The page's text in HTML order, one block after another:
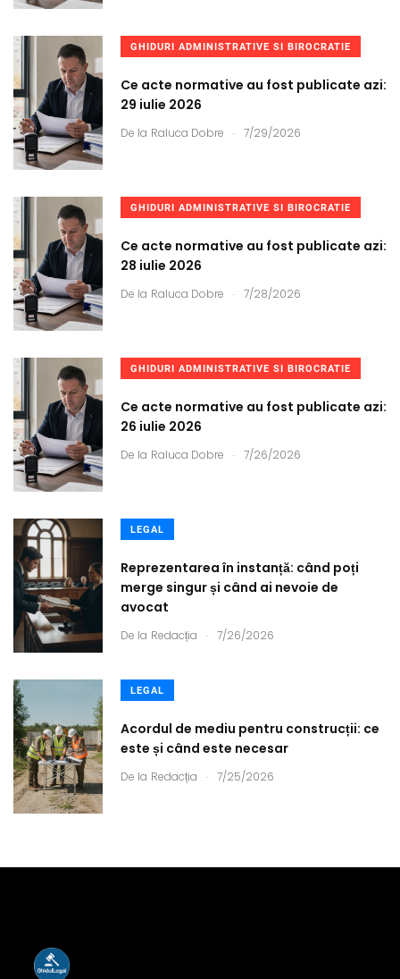
GHIDURI ADMINISTRATIVE SI BIROCRATIE
Ce acte normative au fost publicate azi:
29 iulie 2026
De la Raluca Dobre . 7/29/2026
GHIDURI ADMINISTRATIVE SI BIROCRATIE
Ce acte normative au fost publicate azi:
28 iulie 2026
De la Raluca Dobre . 7/28/2026
GHIDURI ADMINISTRATIVE SI BIROCRATIE
Ce acte normative au fost publicate azi:
26 iulie 2026
De la Raluca Dobre . 7/26/2026
LEGAL
Reprezentarea în instanță: când poți
merge singur și când ai nevoie de
avocat
De la Redacția . 7/26/2026
LEGAL
Acordul de mediu pentru construcții: ce
este și când este necesar
De la Redacția . 7/25/2026